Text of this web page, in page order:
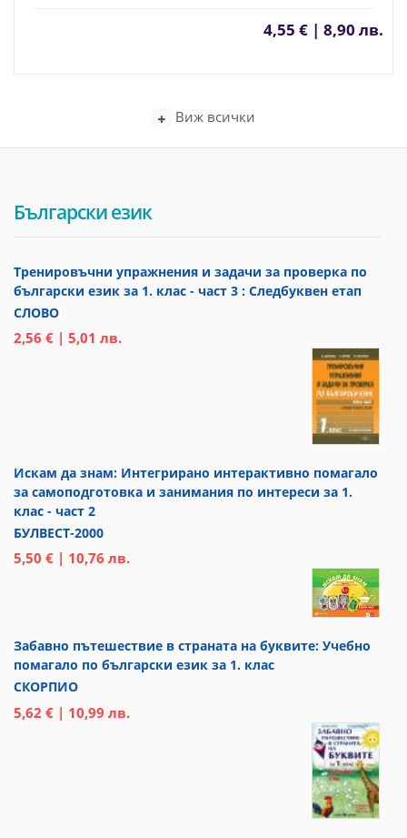
4,55 € | 8,90 лв.
Виж всички
Български език
Тренировъчни упражнения и задачи за проверка по
български език за 1. клас - част 3 : Следбуквен етап
СЛОВО
2,56 € | 5,01 лв.
Искам да знам: Интегрирано интерактивно помагало
за самоподготовка и занимания по интереси за 1.
клас - част 2
БУЛВЕСТ-2000
5,50 € | 10,76 лв.
Забавно пътешествие в страната на буквите: Учебно
помагало по български език за 1. клас
СКОРПИО
5,62 € | 10,99 лв.